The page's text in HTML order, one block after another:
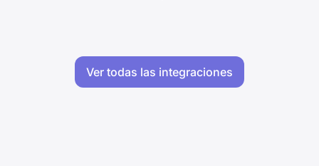
Ver todas las integraciones